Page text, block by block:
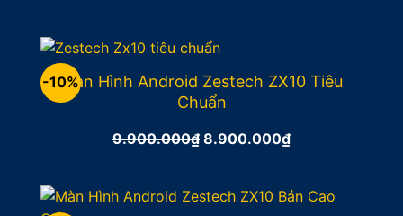
15.900.000₫.
13.900.000₫.
-10%Màn Hình Android Zestech ZX10 Tiêu
Chuẩn
9.900.000₫ Giá
9.900.000₫.
8.900.000₫
là: